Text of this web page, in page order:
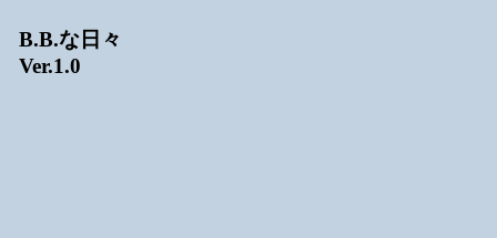
B.B.な日々
Ver.1.0